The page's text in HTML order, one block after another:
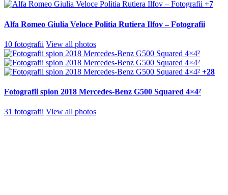
+7
Alfa Romeo Giulia Veloce Politia Rutiera Ilfov – Fotografii
10 fotografii View all photos
+28
Fotografii spion 2018 Mercedes-Benz G500 Squared 4×4²
31 fotografii View all photos